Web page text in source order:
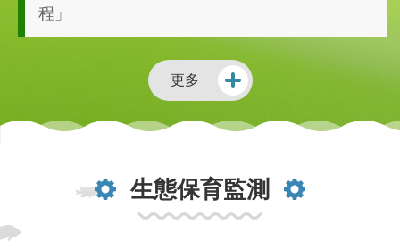
程」
更多
生態保育監測